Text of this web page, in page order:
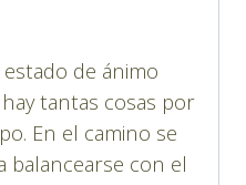
de ánimo
tantas cosas por
En el camino se
balancearse con el